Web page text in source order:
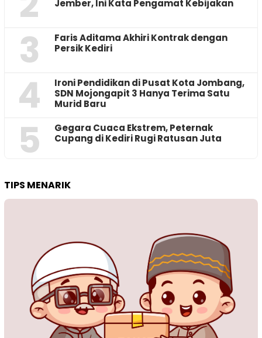
Jember, Ini Kata Pengamat Kebijakan ‎
3
Faris Aditama Akhiri Kontrak dengan
Persik Kediri
4
Ironi Pendidikan di Pusat Kota Jombang,
SDN Mojongapit 3 Hanya Terima Satu
Murid Baru
5
‎Gegara Cuaca Ekstrem, Peternak
Cupang di Kediri Rugi Ratusan Juta
TIPS MENARIK